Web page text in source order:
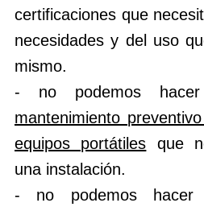
certificaciones que
necesidades y del uso
mismo.
- no podemos
mantenimiento
equipos portátiles que
una instalación.
- no podemos hacer